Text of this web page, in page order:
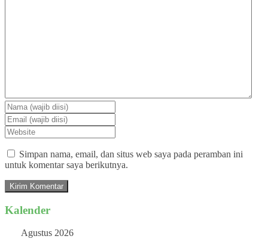
Simpan nama, email, dan situs web saya pada peramban ini
untuk komentar saya berikutnya.
Kalender
Agustus 2026